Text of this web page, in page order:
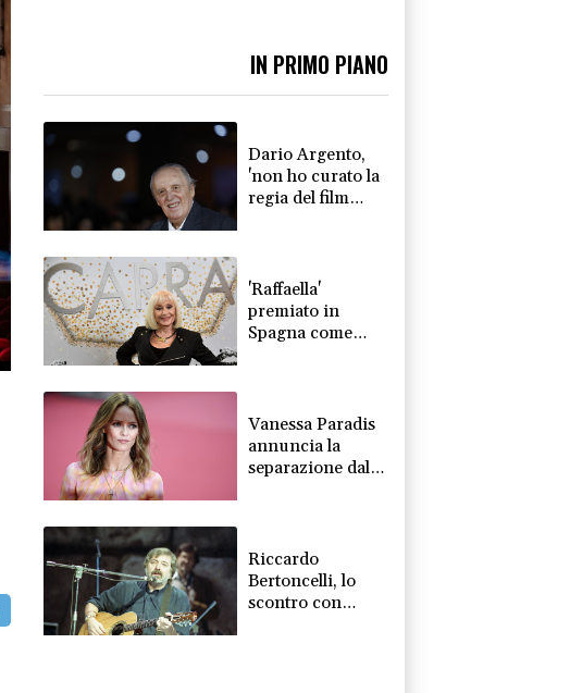
IN PRIMO PIANO
Dario Argento,
'non ho curato la
regia del film
'Raffaella'
premiato in
Spagna come
Vanessa Paradis
annuncia la
separazione dallo
Riccardo
Bertoncelli, lo
scontro con